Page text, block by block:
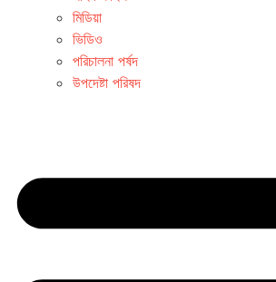
মিডিয়া
ভিডিও
পরিচালনা পর্ষদ
উপদেষ্টা পরিষদ